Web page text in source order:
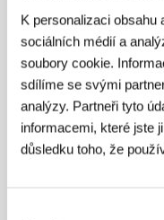
K personalizaci
sociálních médií a
soubory cookie.
sdílíme se svými
analýzy. Partneři tyto
informacemi, které jste
důsledku toho, že
Kongresový sál
Kinosál A
Kinosál C